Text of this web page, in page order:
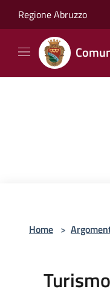
Regione Abruzzo
Home >
Turismo